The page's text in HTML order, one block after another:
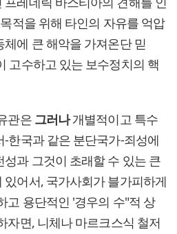
적을 위해 타인의 자유를 억압
에 큰 해악을 가져온단 믿
고수하고 있는 보수정치의 핵
관은 그러나개별적이고 특수
한국과 같은 분단국가-죄성에
과 그것이 초래할 수 있는 큰
어서, 국가사회가 블가피하게
고 용단적인 '경우의 수"적 상
자면, 니체나 마르크스식 철저